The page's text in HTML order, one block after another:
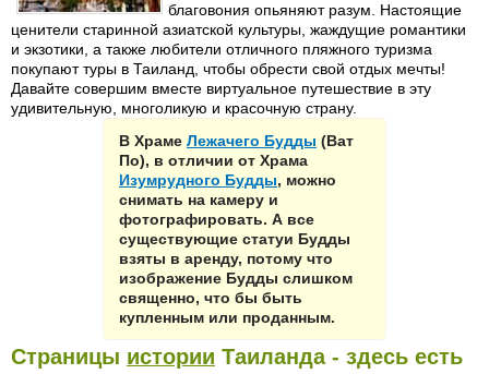
благовония опьяняют разум. Настоящие
ценители старинной азиатской культуры, жаждущие романтики
и экзотики, а также любители отличного пляжного туризма
покупают туры в Таиланд, чтобы обрести свой отдых мечты!
Давайте совершим вместе виртуальное путешествие в эту
удивительную, многоликую и красочную страну.
В Храме Лежачего Будды (Ват
По), в отличии от Храма
Изумрудного Будды, можно
снимать на камеру и
фотографировать. А все
существующие статуи Будды
взяты в аренду, потому что
изображение Будды слишком
священно, что бы быть
купленным или проданным.
Страницы истории Таиланда - здесь есть